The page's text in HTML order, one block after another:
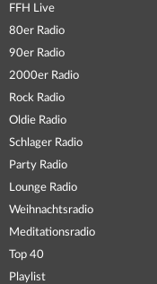
FFH Live
80er Radio
90er Radio
2000er Radio
Rock Radio
Oldie Radio
Schlager Radio
Party Radio
Lounge Radio
Weihnachtsradio
Meditationsradio
Top 40
Playlist